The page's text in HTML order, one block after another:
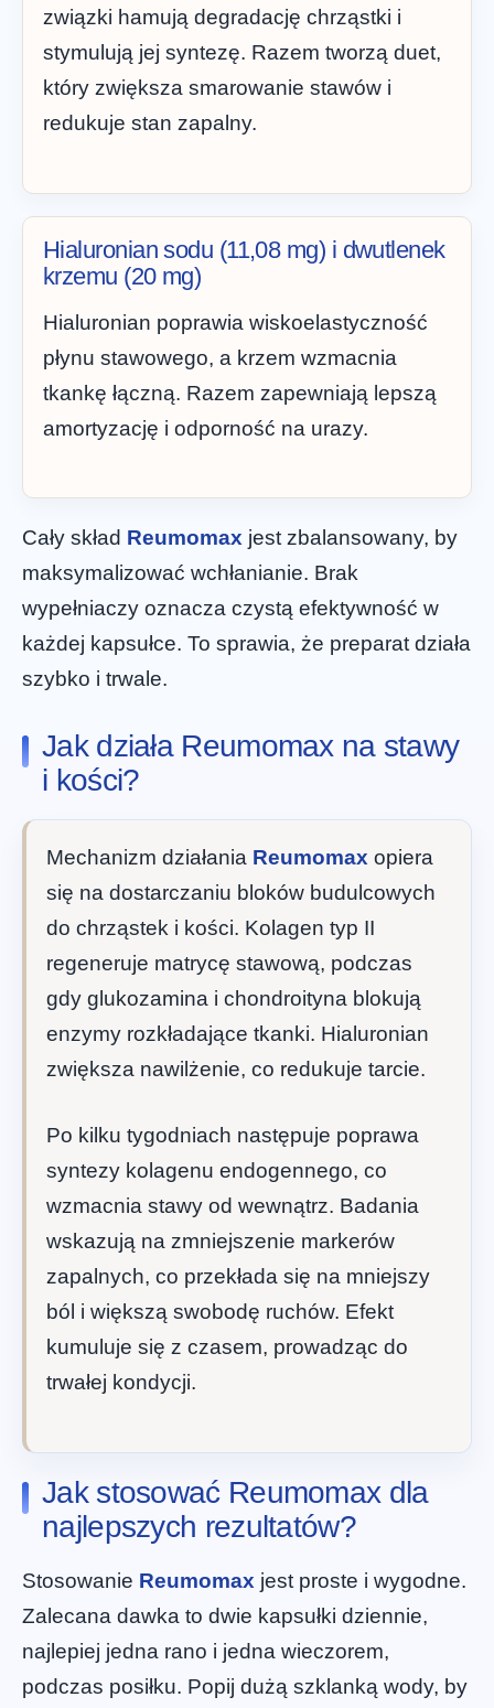
związki hamują degradację chrząstki i
stymulują jej syntezę. Razem tworzą duet,
który zwiększa smarowanie stawów i
redukuje stan zapalny.
Hialuronian sodu (11,08 mg) i dwutlenek
krzemu (20 mg)
Hialuronian poprawia wiskoelastyczność
płynu stawowego, a krzem wzmacnia
tkankę łączną. Razem zapewniają lepszą
amortyzację i odporność na urazy.
Cały skład Reumomax jest zbalansowany, by
maksymalizować wchłanianie. Brak
wypełniaczy oznacza czystą efektywność w
każdej kapsułce. To sprawia, że preparat działa
szybko i trwale.
Jak działa Reumomax na stawy
i kości?
Mechanizm działania Reumomax opiera
się na dostarczaniu bloków budulcowych
do chrząstek i kości. Kolagen typ II
regeneruje matrycę stawową, podczas
gdy glukozamina i chondroityna blokują
enzymy rozkładające tkanki. Hialuronian
zwiększa nawilżenie, co redukuje tarcie.
Po kilku tygodniach następuje poprawa
syntezy kolagenu endogennego, co
wzmacnia stawy od wewnątrz. Badania
wskazują na zmniejszenie markerów
zapalnych, co przekłada się na mniejszy
ból i większą swobodę ruchów. Efekt
kumuluje się z czasem, prowadząc do
trwałej kondycji.
Jak stosować Reumomax dla
najlepszych rezultatów?
Stosowanie Reumomax jest proste i wygodne.
Zalecana dawka to dwie kapsułki dziennie,
najlepiej jedna rano i jedna wieczorem,
podczas posiłku. Popij dużą szklanką wody, by